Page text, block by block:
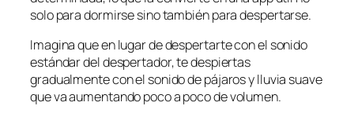
solo para dormirse sino también para despertarse.
Imagina que en lugar de despertarte con el sonido
estándar del despertador, te despiertas
gradualmente con el sonido de pájaros y lluvia suave
que va aumentando poco a poco de volumen.